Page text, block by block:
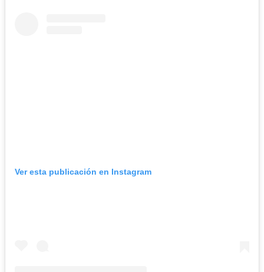
Ver esta publicación en Instagram